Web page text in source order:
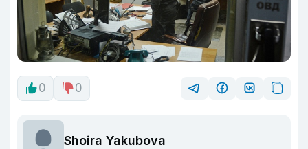
0 0
Shoira Yakubova